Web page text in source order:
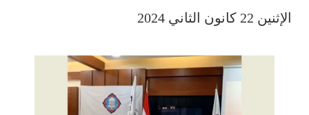
الإثنين 22 كانون الثاني 2024